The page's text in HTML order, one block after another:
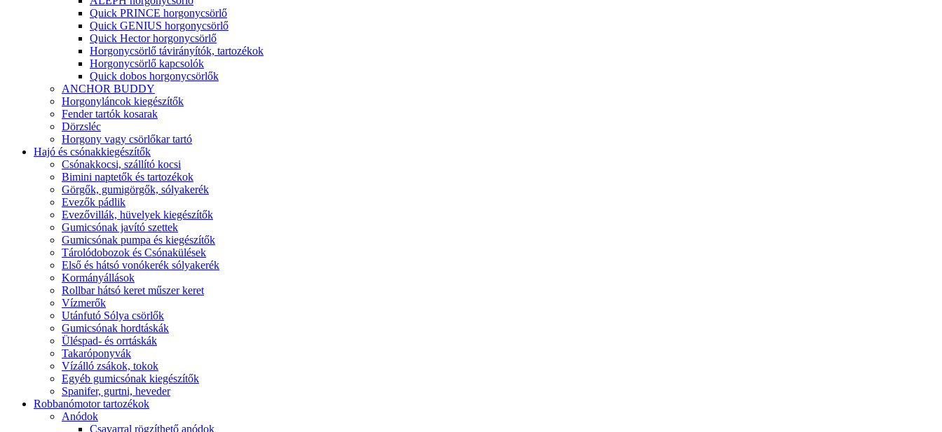
Quick PRINCE horgonycsörlő
Quick GENIUS horgonycsörlő
Quick Hector horgonycsörlő
Horgonycsörlő távirányítók, tartozékok
Horgonycsörlő kapcsolók
Quick dobos horgonycsörlők
ANCHOR BUDDY
Horgonyláncok kiegészítők
Fender tartók kosarak
Dörzsléc
Horgony vagy csörlőkar tartó
Hajó és csónakkiegészítők
Csónakkocsi, szállító kocsi
Bimini naptetők és tartozékok
Görgők, gumigörgők, sólyakerék
Evezők pádlik
Evezővillák, hüvelyek kiegészítők
Gumicsónak javító szettek
Gumicsónak pumpa és kiegészítők
Tárolódobozok és Csónakülések
Első és hátsó vonókerék sólyakerék
Kormányállások
Rollbar hátsó keret műszer keret
Vízmerők
Utánfutó Sólya csörlők
Gumicsónak hordtáskák
Üléspad- és orrtáskák
Takaróponyvák
Vízálló zsákok, tokok
Egyéb gumicsónak kiegészítők
Spanifer, gurtni, heveder
Robbanómotor tartozékok
Anódok
Csavarral rögzíthető anódok